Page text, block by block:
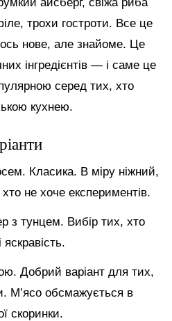
трохи гостроти. Все це
нове, але знайоме. Це
інгредієнтів — і саме це
серед тих, хто
кухнею.
Класика. В міру ніжний,
не хоче експериментів.
з тунцем. Вибір тих, хто
Добрий варіант для тих,
М’ясо обсмажується в
скоринки.